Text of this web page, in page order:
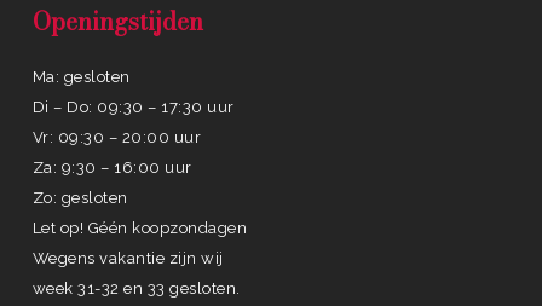
Openingstijden
Ma: gesloten
Di – Do: 09:30 – 17:30 uur
Vr: 09:30 – 20:00 uur
Za: 9:30 – 16:00 uur
Zo: gesloten
Let op! Géén koopzondagen
Wegens vakantie zijn wij
week 31-32 en 33 gesloten.